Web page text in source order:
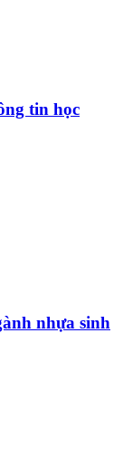
tin học
nhựa sinh